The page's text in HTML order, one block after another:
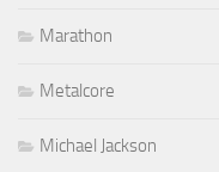
Marathon
Metalcore
Michael Jackson